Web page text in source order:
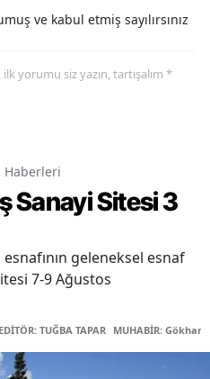
ve kabul etmiş sayılırsınız
yorumu siz yazın, tartışalım *
Haberleri
Sanayi Sitesi 3
geleneksel esnaf
7-9 Ağustos
EDİTÖR: TUĞBA TAPAR MUHABİR: Gökhan